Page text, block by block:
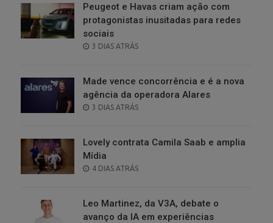
Peugeot e Havas criam ação com
protagonistas inusitadas para redes
sociais
POSTED
3 DIAS ATRÁS
Made vence concorrência e é a nova
agência da operadora Alares
POSTED
3 DIAS ATRÁS
Lovely contrata Camila Saab e amplia
Mídia
POSTED
4 DIAS ATRÁS
Leo Martinez, da V3A, debate o
avanço da IA em experiências